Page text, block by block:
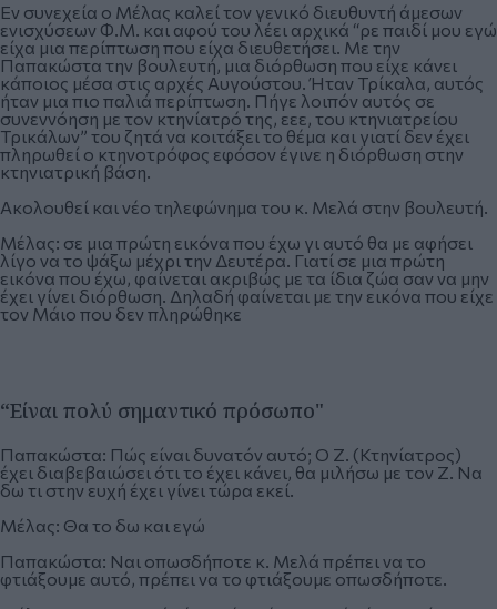
Εν συνεχεία ο Μέλας καλεί τον γενικό διευθυντή άμεσων
ενισχύσεων Φ.Μ. και αφού του λέει αρχικά “ρε παιδί μου εγώ
είχα μια περίπτωση που είχα διευθετήσει. Με την
Παπακώστα την βουλευτή, μια διόρθωση που είχε κάνει
κάποιος μέσα στις αρχές Αυγούστου. Ήταν Τρίκαλα, αυτός
ήταν μια πιο παλιά περίπτωση. Πήγε λοιπόν αυτός σε
συνεννόηση με τον κτηνίατρό της, εεε, του κτηνιατρείου
Τρικάλων” του ζητά να κοιτάξει το θέμα και γιατί δεν έχει
πληρωθεί ο κτηνοτρόφος εφόσον έγινε η διόρθωση στην
κτηνιατρική βάση.
Ακολουθεί και νέο τηλεφώνημα του κ. Μελά στην βουλευτή.
Μέλας: σε μια πρώτη εικόνα που έχω γι αυτό θα με αφήσει
λίγο να το ψάξω μέχρι την Δευτέρα. Γιατί σε μια πρώτη
εικόνα που έχω, φαίνεται ακριβώς με τα ίδια ζώα σαν να μην
έχει γίνει διόρθωση. Δηλαδή φαίνεται με την εικόνα που είχε
τον Μάιο που δεν πληρώθηκε
“Είναι πολύ σημαντικό πρόσωπο"
Παπακώστα: Πώς είναι δυνατόν αυτό; Ο Ζ. (Κτηνίατρος)
έχει διαβεβαιώσει ότι το έχει κάνει, θα μιλήσω με τον Ζ. Να
δω τι στην ευχή έχει γίνει τώρα εκεί.
Μέλας: Θα το δω και εγώ
Παπακώστα: Ναι οπωσδήποτε κ. Μελά πρέπει να το
φτιάξουμε αυτό, πρέπει να το φτιάξουμε οπωσδήποτε.